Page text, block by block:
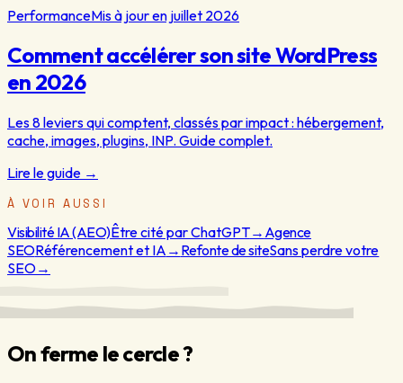
PerformanceMis à jour en juillet 2026
Comment accélérer son site WordPress
en 2026
Les 8 leviers qui comptent, classés par impact : hébergement,
cache, images, plugins, INP. Guide complet.
Lire le guide →
À VOIR AUSSI
Visibilité IA (AEO)Être cité par ChatGPT→ Agence
SEORéférencement et IA → Refonte de siteSans perdre votre
SEO→
On ferme le cercle ?